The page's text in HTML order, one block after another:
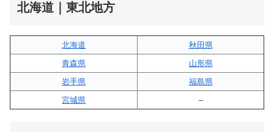
北海道｜東北地方
北海道
秋田県
青森県
山形県
岩手県
福島県
宮城県
–